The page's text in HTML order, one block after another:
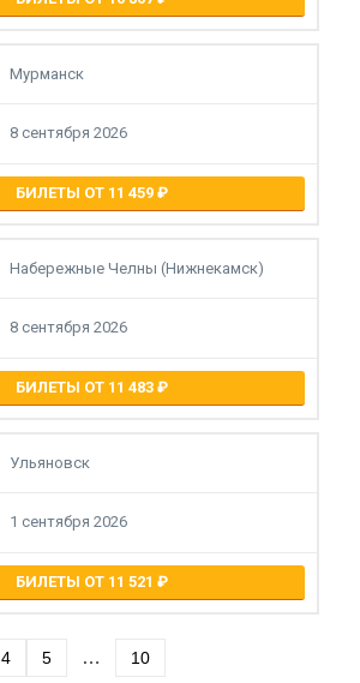
Мурманск
8 сентября 2026
БИЛЕТЫ ОТ 11 459
Набережные Челны (Нижнекамск)
8 сентября 2026
БИЛЕТЫ ОТ 11 483
Ульяновск
1 сентября 2026
БИЛЕТЫ ОТ 11 521
4 5 … 10